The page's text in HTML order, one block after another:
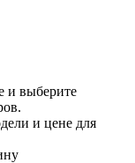
и выберите
и цене для